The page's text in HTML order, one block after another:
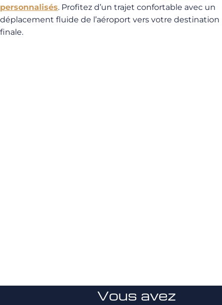
personnalisés. Profitez d’un trajet confortable avec un
déplacement fluide de l’aéroport vers votre destination
finale.
Vous avez